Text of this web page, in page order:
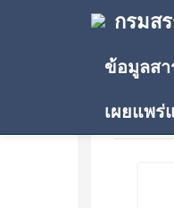
กรมส
ข้อมูลส
เผยแพร่
ประก